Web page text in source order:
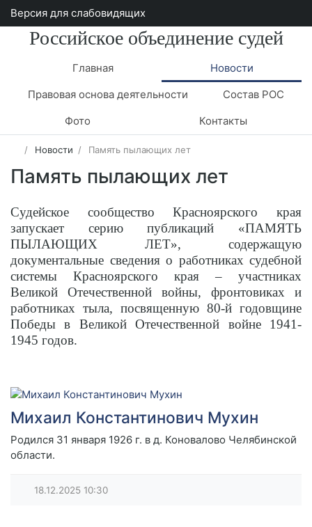
Версия для слабовидящих
Российское объединение судей
Главная
Новости
Правовая основа деятельности
Состав РОС
Фото
Контакты
Новости Память пылающих лет
Память пылающих лет
Судейское сообщество Красноярского края
запускает серию публикаций «ПАМЯТЬ
ПЫЛАЮЩИХ ЛЕТ», содержащую
документальные сведения о работниках судебной
системы Красноярского края – участниках
Великой Отечественной войны, фронтовиках и
работниках тыла, посвященную 80-й годовщине
Победы в Великой Отечественной войне 1941-
1945 годов.
Михаил Константинович Мухин
Родился 31 января 1926 г. в д. Коновалово Челябинской
области.
18.12.2025 10:30